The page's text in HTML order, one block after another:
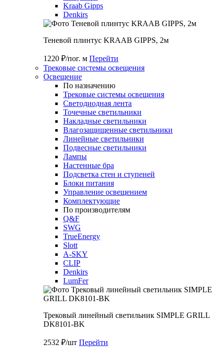
Kraab Gipps
Denkirs
Теневой плинтус KRAAB GIPPS, 2м
1220 ₽/пог. м Перейти
Трековые системы освещения
Освещение
По назначению
Трековые системы освещения
Светодиодная лента
Точечные светильники
Накладные светильники
Влагозащищенные светильники
Линейные светильники
Подвесные светильники
Лампы
Настенные бра
Подсветка стен и ступеней
Блоки питания
Управление освещением
Комплектующие
По производителям
Q&F
SWG
TrueEnergy
Slott
A-SKY
CLIP
Denkirs
LumFer
Трековый линейный светильник SIMPLE GRILL
DK8101-BK
2532 ₽/шт Перейти